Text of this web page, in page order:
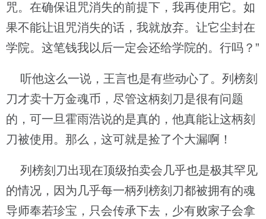
咒。在确保诅咒消失的前提下，我再使用它。如
果不能让诅咒消失的话，我就放弃。让它尘封在
学院。这笔钱我以后一定会还给学院的。行吗？”
听他这么一说，王言也是有些动心了。列榜刻
刀才卖十万金魂币，尽管这柄刻刀是很有问题
的，可一旦霍雨浩说的是真的，他真能让这柄刻
刀被使用。那么，这可就是捡了个大漏啊！
列榜刻刀出现在顶级拍卖会几乎也是极其罕见
的情况，因为几乎每一柄列榜刻刀都被拥有的魂
导师奉若珍宝，只会传承下去，少有败家子会拿